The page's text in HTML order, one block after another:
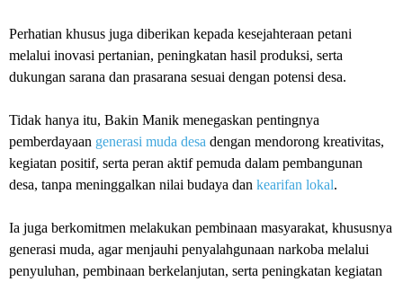
Perhatian khusus juga diberikan kepada kesejahteraan petani
melalui inovasi pertanian, peningkatan hasil produksi, serta
dukungan sarana dan prasarana sesuai dengan potensi desa.
Tidak hanya itu, Bakin Manik menegaskan pentingnya
pemberdayaan generasi muda desa dengan mendorong kreativitas,
kegiatan positif, serta peran aktif pemuda dalam pembangunan
desa, tanpa meninggalkan nilai budaya dan kearifan lokal.
Ia juga berkomitmen melakukan pembinaan masyarakat, khususnya
generasi muda, agar menjauhi penyalahgunaan narkoba melalui
penyuluhan, pembinaan berkelanjutan, serta peningkatan kegiatan